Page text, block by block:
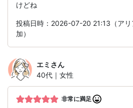
けどね
投稿日時：2026-07-20 21:13（アリ
加）
エミ さん
40代｜女性
非常に満足